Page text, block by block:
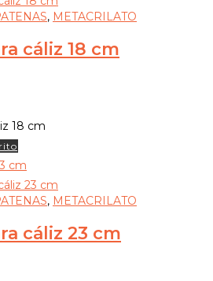
, METACRILATO
cáliz 18 cm
18 cm
, METACRILATO
cáliz 23 cm